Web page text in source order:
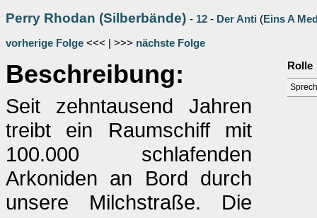
Perry Rhodan (Silberbände) - 12 - Der Anti (Eins A
vorherige Folge <<< | >>> nächste Folge
Beschreibung:
Seit zehntausend Jahren
treibt ein Raumschiff mit
100.000 schlafenden
Arkoniden an Bord durch
unsere Milchstraße. Die
Rolle